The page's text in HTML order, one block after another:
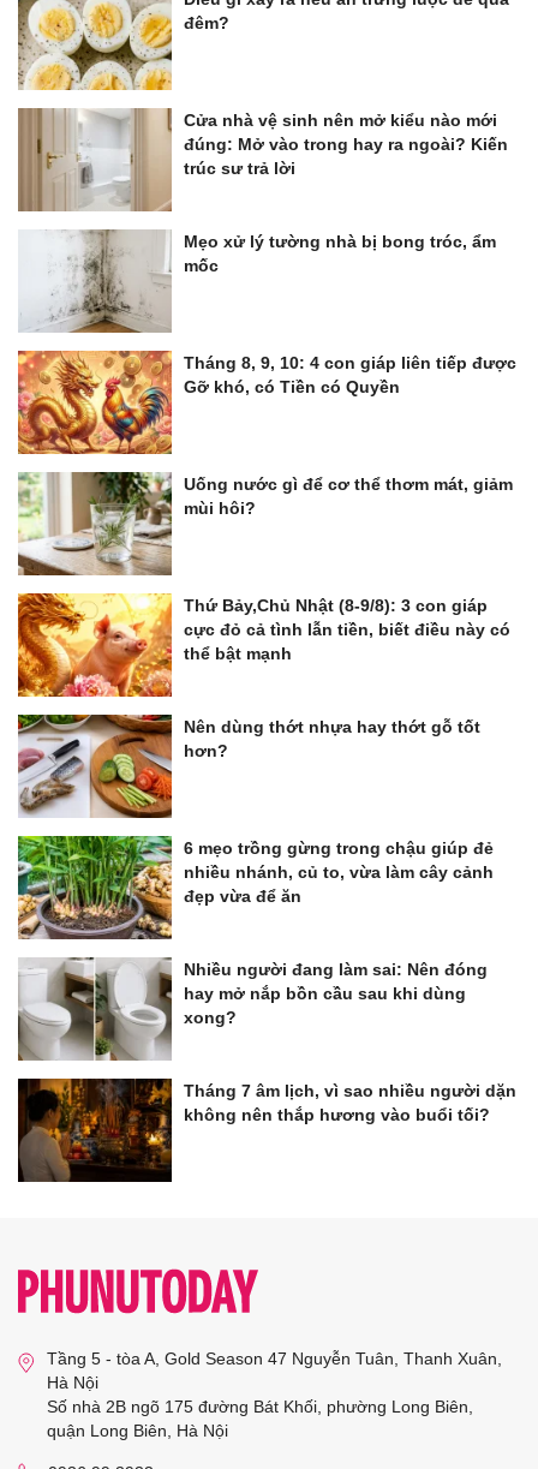
đêm?
Cửa nhà vệ sinh nên mở kiểu nào mới
đúng: Mở vào trong hay ra ngoài? Kiến
trúc sư trả lời
Mẹo xử lý tường nhà bị bong tróc, ẩm
mốc
Tháng 8, 9, 10: 4 con giáp liên tiếp được
Gỡ khó, có Tiền có Quyền
Uống nước gì để cơ thể thơm mát, giảm
mùi hôi?
Thứ Bảy,Chủ Nhật (8-9/8): 3 con giáp
cực đỏ cả tình lẫn tiền, biết điều này có
thể bật mạnh
Nên dùng thớt nhựa hay thớt gỗ tốt
hơn?
6 mẹo trồng gừng trong chậu giúp đẻ
nhiều nhánh, củ to, vừa làm cây cảnh
đẹp vừa để ăn
Nhiều người đang làm sai: Nên đóng
hay mở nắp bồn cầu sau khi dùng
xong?
Tháng 7 âm lịch, vì sao nhiều người dặn
không nên thắp hương vào buổi tối?
Tầng 5 - tòa A, Gold Season 47 Nguyễn Tuân, Thanh Xuân,
Hà Nội
Số nhà 2B ngõ 175 đường Bát Khối, phường Long Biên,
quận Long Biên, Hà Nội